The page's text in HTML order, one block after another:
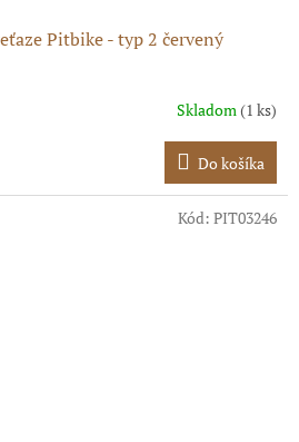
Pitbike - typ 2 červený
Skladom(1 ks)
Do košíka
Kód: PIT03246